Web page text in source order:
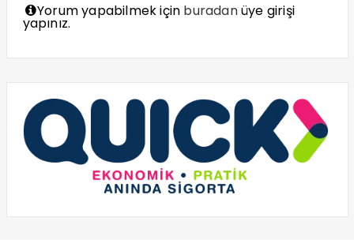
Yorum yapabilmek için buradanüye girişi
yapınız.